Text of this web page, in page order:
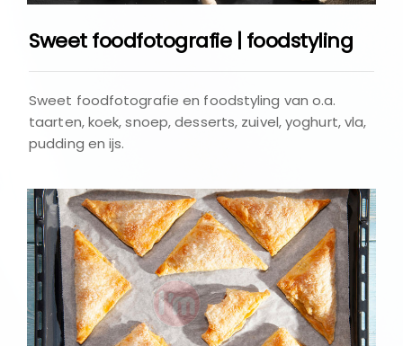
Sweet foodfotografie | foodstyling
Sweet foodfotografie en foodstyling van o.a.
taarten, koek, snoep, desserts, zuivel, yoghurt, vla,
pudding en ijs.